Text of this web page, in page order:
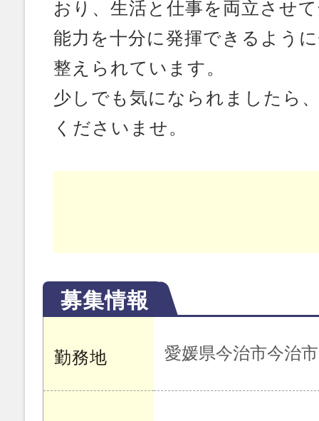
おり、生活と仕事を両立させ
能力を十分に発揮できるよう
整えられています。
少しでも気になられましたら
くださいませ。
募集情報
勤務地 愛媛県今治市今治市